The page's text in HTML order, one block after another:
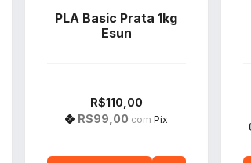
PLA Basic Prata 1kg
Esun
R$110,00
R$99,00 com Pix